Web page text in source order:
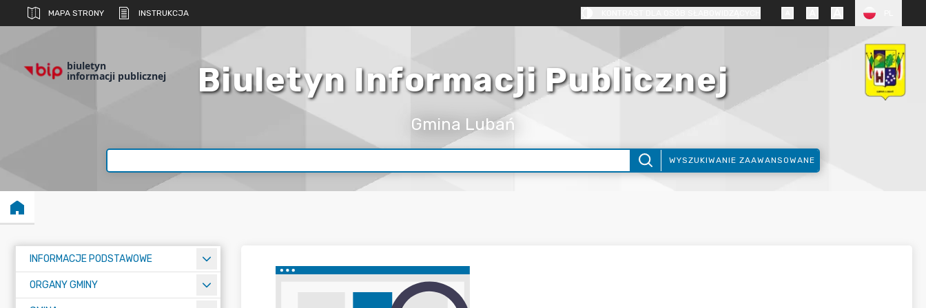
MAPA STRONY INSTRUKCJA
biuletyn
informacji publicznej Biuletyn Informacji Publicznej
Gmina Lubań
WYSZUKIWANIE ZAAWANSOWANE
INFORMACJE PODSTAWOWE
ORGANY GMINY